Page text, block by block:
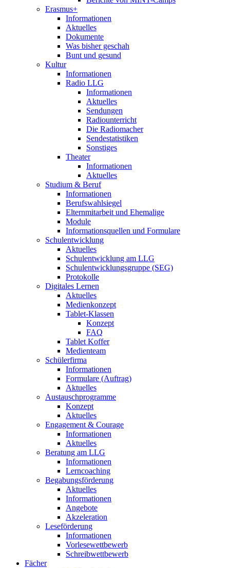
Erasmus+
Informationen
Aktuelles
Dokumente
Was bisher geschah
Bunt und gesund
Kultur
Informationen
Radio LLG
Informationen
Aktuelles
Sendungen
Radiounterricht
Die Radiomacher
Sendestatistiken
Sonstiges
Theater
Informationen
Aktuelles
Studium & Beruf
Informationen
Berufswahlsiegel
Elternmitarbeit und Ehemalige
Module
Informationsquellen und Formulare
Schulentwicklung
Aktuelles
Schulentwicklung am LLG
Schulentwicklungsgruppe (SEG)
Protokolle
Digitales Lernen
Aktuelles
Medienkonzept
Tablet-Klassen
Konzept
FAQ
Tablet Koffer
Medienteam
Schülerfirma
Informationen
Formulare (Auftrag)
Aktuelles
Austauschprogramme
Konzept
Aktuelles
Engagement & Courage
Informationen
Aktuelles
Beratung am LLG
Informationen
Lerncoaching
Begabungsförderung
Aktuelles
Informationen
Angebote
Akzeleration
Leseförderung
Informationen
Vorlesewettbewerb
Schreibwettbewerb
Fächer